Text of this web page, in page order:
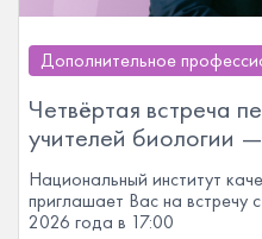
Дополнительное
Четвёртая встреча
учителей биологии
Национальный институт
приглашает Вас на встречу
2026 года в 17:00